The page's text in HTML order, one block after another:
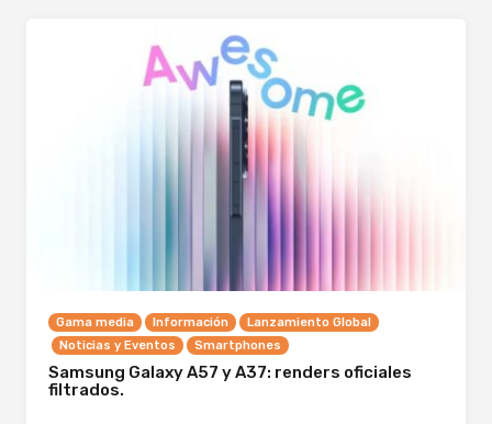
Gama media Información
Lanzamiento Global
Noticias y Eventos
Smartphones
Samsung Galaxy A57 y A37: renders oficiales
filtrados.